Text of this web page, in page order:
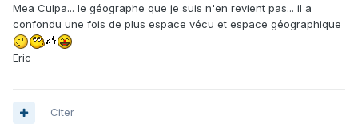
Mea Culpa... le géographe que je suis n'en revient pas... il a
confondu une fois de plus espace vécu et espace géographique
Eric
Citer